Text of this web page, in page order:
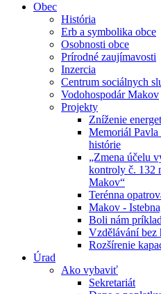
Obec
História
Erb a symbolika obce
Osobnosti obce
Prírodné zaujímavosti
Inzercia
Centrum sociálnych
Vodohospodár Makov
Projekty
Zníženie
Memoriál
histórie
„Zmena účelu
kontroly č. 132
Makov“
Terénna
Makov -
Boli nám
Vzdělávání bez
Rozšírenie
Úrad
Ako vybaviť
Sekretariát